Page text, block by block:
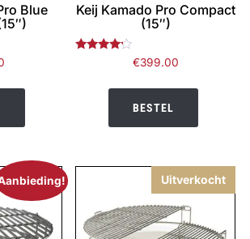
Blue
Keij Kamado Pro Compact
(15″)
Gewaardeerd€399.00
BESTEL
Uitverkocht